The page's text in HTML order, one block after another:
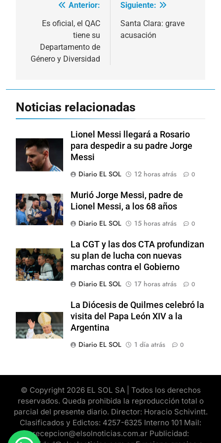
Navegación
entradas
Anterior:
Es oficial, el QAC
tiene su
Departamento de
Género y Diversidad
Siguiente:
Santa Clara: grave
acusación
Noticias relacionadas
Lionel Messi llegará a Rosario
para despedir a su padre Jorge
Messi
Diario EL SOL
12 horas atrás 0
Murió Jorge Messi, padre de
Lionel Messi, a los 68 años
Diario EL SOL
15 horas atrás 0
La CGT y las dos CTA profundizan
su plan de lucha con nuevas
marchas contra el Gobierno
Diario EL SOL
17 horas atrás 0
La Diócesis de Quilmes celebró la
visita del Papa León XIV a la
Argentina
Diario EL SOL
1 día atrás 0
© Copyright 2026 EL SOL SA | Todos los derechos
reservados. Queda prohibida la reproducción total o
parcial del presente diario. Director: Horacio Schivintt.
Clasificados y Edictos: 4257-6325 Interno 101 Mail:
recepcion@elsolnoticias.com.ar Publicidad: